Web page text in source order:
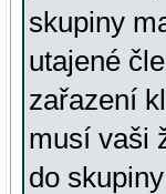
skupiny
utajené
zařazení
musí vaši
do